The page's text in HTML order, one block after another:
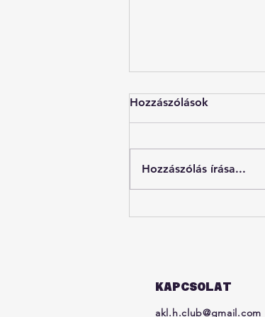
Hozzászólások
Hozzászólás írása...
KAPCSOLAT
akl.h.club@gmail.com